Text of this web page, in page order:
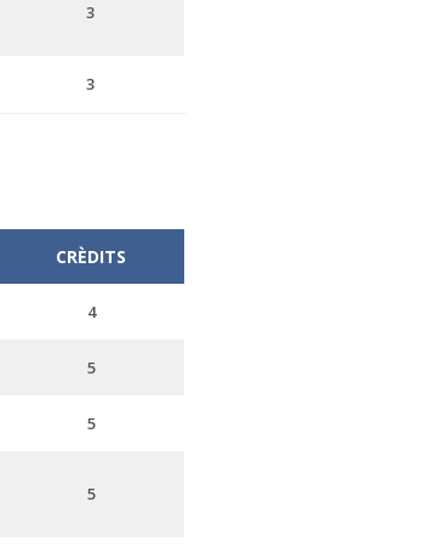
3
3
CRÈDITS
4
5
5
5